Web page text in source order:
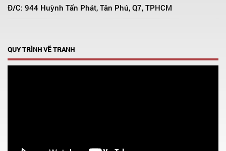
Đ/C: 944 Huỳnh Tấn Phát, Tân Phú, Q7, TPHCM
QUY TRÌNH VẼ TRANH